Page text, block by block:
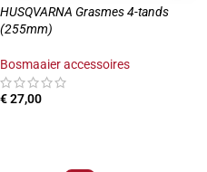
HUSQVARNA Grasmes 4-tands
(255mm)
Bosmaaier accessoires
€27,00